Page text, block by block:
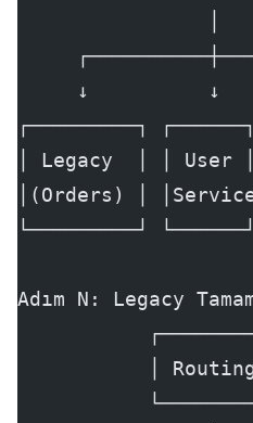
↓          ↓
┌─────────┐
│ Legacy  │ │ User
│(Orders) │
└─────────┘
Adım N: Legacy
│ Routing